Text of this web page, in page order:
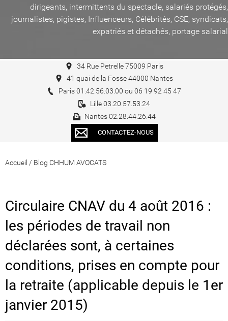
dirigeants, intermittents du spectacle, salariés protégés,
journalistes, pigistes, Influenceurs, Célébrités, CSE, syndicats,
expatriés et détachés, portage salarial
34 Rue Petrelle 75009 Paris
41 quai de la Fosse 44000 Nantes
Paris 01.42.56.03.00 ou 06 19 92 45 47
Lille 03.20.57.53.24
Nantes 02.28.44.26.44
CONTACTEZ-NOUS
Accueil / Blog CHHUM AVOCATS
Circulaire CNAV du 4 août 2016 :
les périodes de travail non
déclarées sont, à certaines
conditions, prises en compte pour
la retraite (applicable depuis le 1er
janvier 2015)